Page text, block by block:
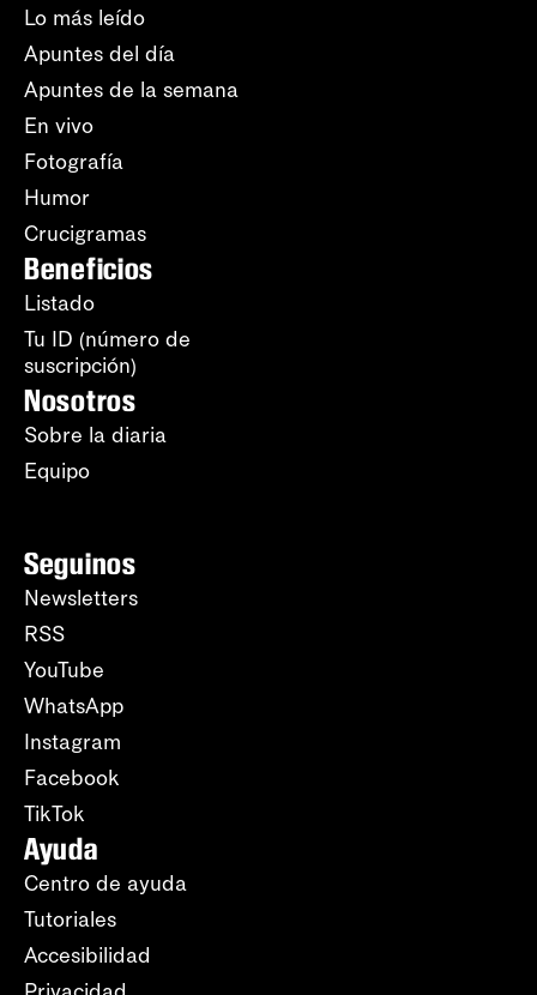
Lo más leído
Apuntes del día
Apuntes de la semana
En vivo
Fotografía
Humor
Crucigramas
Beneficios
Listado
Tu ID (número de
suscripción)
Nosotros
Sobre la diaria
Equipo
Seguinos
Newsletters
RSS
YouTube
WhatsApp
Instagram
Facebook
TikTok
Ayuda
Centro de ayuda
Tutoriales
Accesibilidad